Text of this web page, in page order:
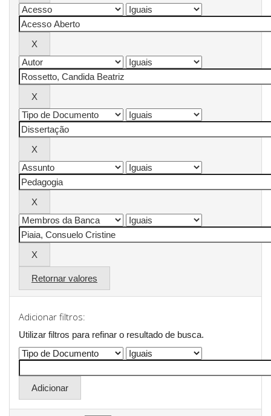
Retornar valores
Adicionar filtros:
Utilizar filtros para refinar o resultado de busca.